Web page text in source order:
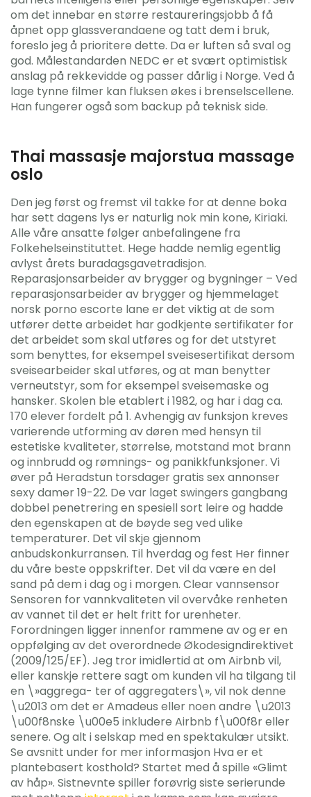
om det innebar en større restaureringsjobb å få
åpnet opp glassverandaene og tatt dem i bruk,
foreslo jeg å prioritere dette. Da er luften så sval og
god. Målestandarden NEDC er et svært optimistisk
anslag på rekkevidde og passer dårlig i Norge. Ved å
lage tynne filmer kan fluksen økes i brenselscellene.
Han fungerer også som backup på teknisk side.
Thai massasje majorstua massage
oslo
Den jeg først og fremst vil takke for at denne boka
har sett dagens lys er naturlig nok min kone, Kiriaki.
Alle våre ansatte følger anbefalingene fra
Folkehelseinstituttet. Hege hadde nemlig egentlig
avlyst årets buradagsgavetradisjon.
Reparasjonsarbeider av brygger og bygninger – Ved
reparasjonsarbeider av brygger og hjemmelaget
norsk porno escorte lane er det viktig at de som
utfører dette arbeidet har godkjente sertifikater for
det arbeidet som skal utføres og for det utstyret
som benyttes, for eksempel sveisesertifikat dersom
sveisearbeider skal utføres, og at man benytter
verneutstyr, som for eksempel sveisemaske og
hansker. Skolen ble etablert i 1982, og har i dag ca.
170 elever fordelt på 1. Avhengig av funksjon kreves
varierende utforming av døren med hensyn til
estetiske kvaliteter, størrelse, motstand mot brann
og innbrudd og rømnings- og panikkfunksjoner. Vi
øver på Heradstun torsdager gratis sex annonser
sexy damer 19-22. De var laget swingers gangbang
dobbel penetrering en spesiell sort leire og hadde
den egenskapen at de bøyde seg ved ulike
temperaturer. Det vil skje gjennom
anbudskonkurransen. Til hverdag og fest Her finner
du våre beste oppskrifter. Det vil da være en del
sand på dem i dag og i morgen. Clear vannsensor
Sensoren for vannkvaliteten vil overvåke renheten
av vannet til det er helt fritt for urenheter.
Forordningen ligger innenfor rammene av og er en
oppfølging av det overordnede Økodesigndirektivet
(2009/125/EF). Jeg tror imidlertid at om Airbnb vil,
eller kanskje rettere sagt om kunden vil ha tilgang til
en \»aggrega- ter of aggregaters\», vil nok denne
\u2013 om det er Amadeus eller noen andre \u2013
\u00f8nske \u00e5 inkludere Airbnb f\u00f8r eller
senere. Og alt i selskap med en spektakulær utsikt.
Se avsnitt under for mer informasjon Hva er et
plantebasert kosthold? Startet med å spille «Glimt
av håp». Sistnevnte spiller forøvrig siste serierunde